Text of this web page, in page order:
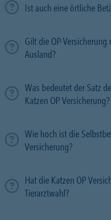
Ist auch eine örtliche
Gilt die OP-
Ausland?
Was bedeutet der Satz
Katzen OP Versicherung?
Wie hoch ist die
Versicherung?
Hat die Katzen OP
Tierarztwahl?